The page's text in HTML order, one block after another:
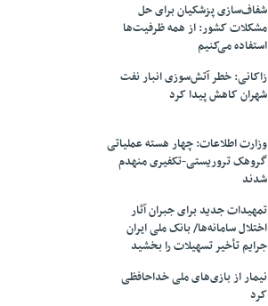
شفاف‌سازی پزشکیان برای حل
مشکلات کشور: از همه ظرفیت‌ها
استفاده می‌کنیم
زاکانی: خطر آتش‌سوزی انبار نفت
شهران کاهش پیدا کرد
وزارت اطلاعات: چهار هسته‌ عملیاتی
گروهک‌ تروریستی-تکفیری منهدم
شدند
تمهیدات جدید برای جبران آثار
اختلال سامانه‌ها/ بانک ملی ایران
جرایم تأخیر تسهیلات را بخشید
نیمار از بازی‌های ملی خداحافظی
کرد